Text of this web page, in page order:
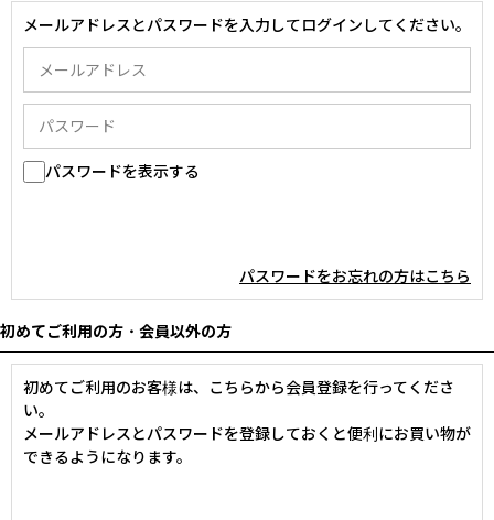
メールアドレスとパスワードを入力してログインしてください。
パスワードを表示する
パスワードをお忘れの方はこちら
初めてご利用の方・会員以外の方
初めてご利用のお客様は、こちらから会員登録を行ってくださ
い。
メールアドレスとパスワードを登録しておくと便利にお買い物が
できるようになります。